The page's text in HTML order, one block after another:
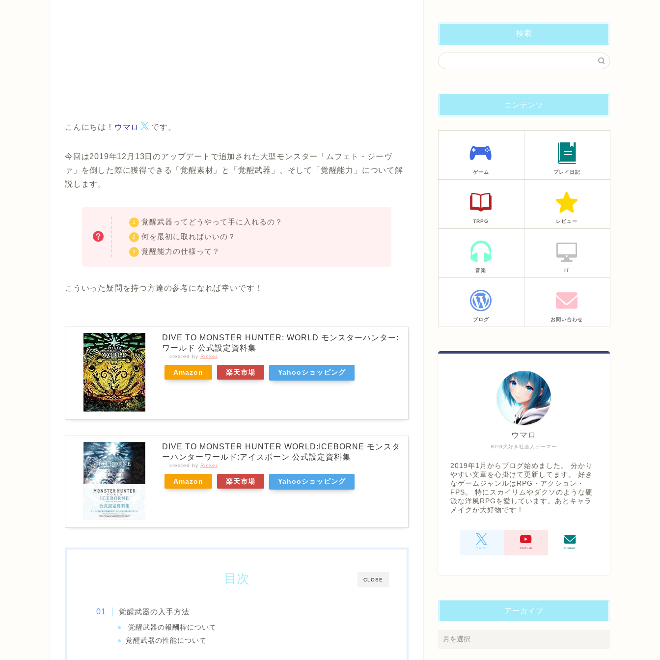
こんにちは！ ウマロ です。
今回は2019年12月13日のアップデートで追加された大型モンスター
「ムフェト・ジーヴ
ァ」
を倒した際に獲得できる「覚醒素材」と「覚醒武器」、そして「覚醒能力」について解
説します。
覚醒武器ってどうやって手に入れるの？
何を最初に取ればいいの？
覚醒能力の仕様って？
こういった疑問を持つ方達の参考になれば幸いです！
DIVE TO MONSTER HUNTER: WORLD モンスターハンター:
ワールド 公式設定資料集
created by Rinker
Amazon 楽天市場 Yahooショッピング
DIVE TO MONSTER HUNTER WORLD:ICEBORNE モンスタ
ーハンターワールド:アイスボーン 公式設定資料集
created by Rinker
Amazon 楽天市場 Yahooショッピング
CLOSE
目次
覚醒武器の入手方法
覚醒武器の報酬枠について
覚醒武器の性能について
検索
コンテンツ
ゲーム プレイ日記
TRPG レビュー
音楽 IT
ブログ お問い合わせ
RPG大好き社会人ゲーマー
ウマロ
2019年1月からブログ始めました。 分かり
やすい文章を心掛けて更新してます。 好き
なゲームジャンルはRPG・アクション・
FPS。 特にスカイリムやダクソのような硬
派な洋風RPGを愛しています。あとキャラ
メイクが大好物です！
アーカイブ